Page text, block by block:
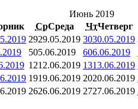
Июнь 2019
СрСреда ЧтЧетверг
2929.05.2019 3030.05.2019
505.06.2019 606.06.2019
1212.06.2019 1313.06.2019
1919.06.2019 2020.06.2019
2626.06.2019 2727.06.2019